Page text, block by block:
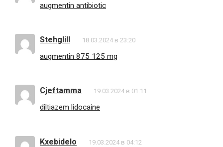
augmentin antibiotic
Stehglill 18.03.2024 в 23:20
augmentin 875 125 mg
Cjeftamma 19.03.2024 в 01:11
diltiazem lidocaine
Kxebidelo 19.03.2024 в 04:12